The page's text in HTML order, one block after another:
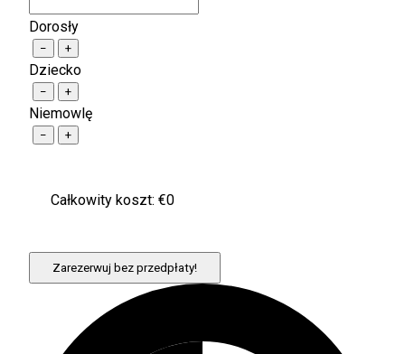
Dorosły
− +
Dziecko
− +
Niemowlę
− +
Całkowity koszt: €0
Zarezerwuj bez przedpłaty!